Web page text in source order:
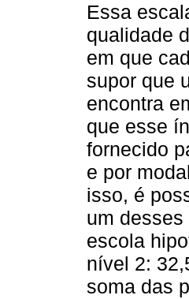
Essa
qualidade
em que
supor que
encontra
que esse
fornecido
e por
isso, é
um
escola
nível 2:
soma das